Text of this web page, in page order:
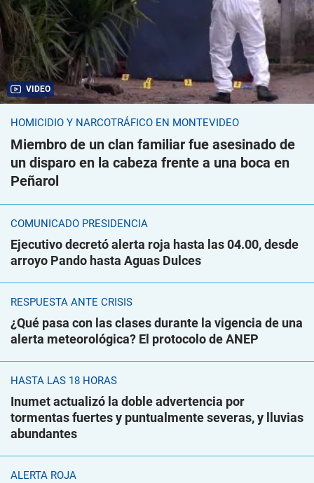
VIDEO
HOMICIDIO Y NARCOTRÁFICO EN MONTEVIDEO
Miembro de un clan familiar fue asesinado de
un disparo en la cabeza frente a una boca en
Peñarol
COMUNICADO PRESIDENCIA
Ejecutivo decretó alerta roja hasta las 04.00, desde
arroyo Pando hasta Aguas Dulces
RESPUESTA ANTE CRISIS
¿Qué pasa con las clases durante la vigencia de una
alerta meteorológica? El protocolo de ANEP
HASTA LAS 18 HORAS
Inumet actualizó la doble advertencia por
tormentas fuertes y puntualmente severas, y lluvias
abundantes
ALERTA ROJA